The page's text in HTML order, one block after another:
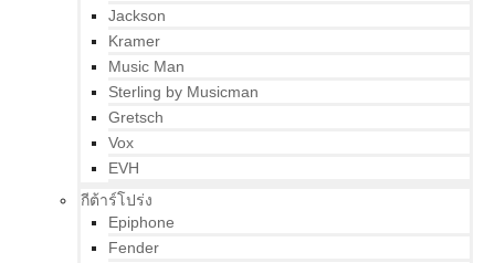
Jackson
Kramer
Music Man
Sterling by Musicman
Gretsch
Vox
EVH
กีต้าร์โปร่ง
Epiphone
Fender